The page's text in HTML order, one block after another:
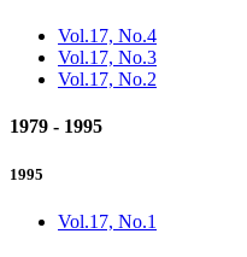
Vol.17, No.4
Vol.17, No.3
Vol.17, No.2
1979 - 1995
1995
Vol.17, No.1